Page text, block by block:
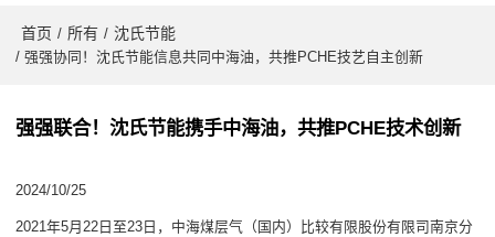
首页 / 所有 / 沈氏节能
/ 强强协同！沈氏节能信息共同中海油，共推PCHE技艺自主创新
强强联合！沈氏节能携手中海油，共推PCHE技术创新
2024/10/25
2021年5月22日至23日，中海煤层气（国内）比较有限股份有限司南京分